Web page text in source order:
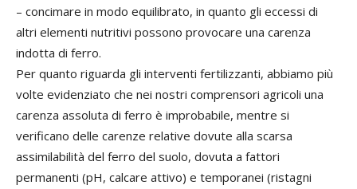
– concimare in modo equilibrato, in quanto gli eccessi di
altri elementi nutritivi possono provocare una carenza
indotta di ferro.
Per quanto riguarda gli interventi fertilizzanti, abbiamo più
volte evidenziato che nei nostri comprensori agricoli una
carenza assoluta di ferro è improbabile, mentre si
verificano delle carenze relative dovute alla scarsa
assimilabilità del ferro del suolo, dovuta a fattori
permanenti (pH, calcare attivo) e temporanei (ristagni